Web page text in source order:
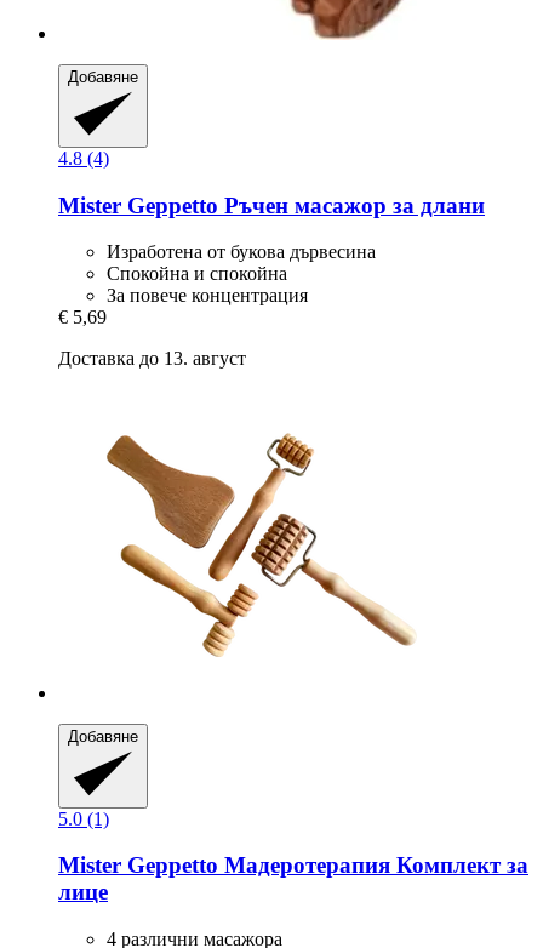
Добавяне
4.8 (4)
Mister Geppetto Ръчен масажор за длани
Изработена от букова дървесина
Спокойна и спокойна
За повече концентрация
€ 5,69
Доставка до 13. август
Добавяне
5.0 (1)
Mister Geppetto Мадеротерапия Комплект за
лице
4 различни масажора